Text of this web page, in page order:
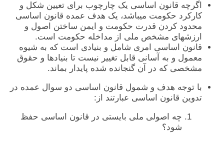
اگرچه قانون اساسی یک چارچوب برای تعیین شکل و
کارکرد حکومت میباشد، یک هدف عمده قانون اساسی
محدود کردن قدرت حکومت و ایمن ساختن اصول و
ارزشهای مشخص ملی از مداخله حکومت است.
قانون اساسی امری شامل و بنیادی است که به شیوه
معمول و به آسانی قابل تغییر نیست تا بنیادها و حقوق
مشخصی که در آن گنجانده شده پایدار بماند.
با توجه هدف و شمول قانون اساسی دو سوال عمده در
تدوین قانون اساسی عبارتند از:
چه اصولی ملی بایستی در قانون اساسی حفظ
شود؟